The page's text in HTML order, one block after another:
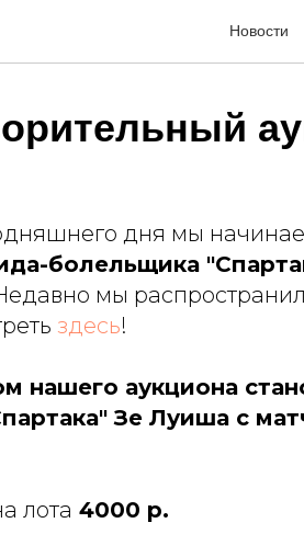
Новости
дня мы
болельщика
мы
здесь!
нашего аукциона
Зе Луиша с
лота 4000 р.